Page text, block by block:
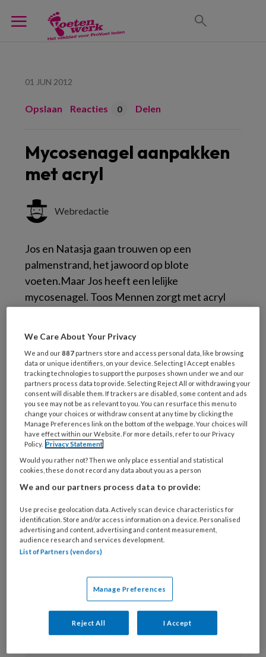
01 JUN 2012
Opslaan Reacties 0 Delen
Mycosenagel aanpakken
met acryl
Webredactie
Jos en Natasja gaan trouwen op een
palmenstrand, het jawoord op blote
voeten.Maar Jos heeft een lelijke
mycosenagel. Toos Mennen zorgt met acryl
reparatie hopelijk enig herstel van de
nagelplaat bereikt.
Mycosenagel aanpakken met acryl.Podopost
2012 juni;25(5)(PDF).
Reageer op dit artikel
casus cosmetisch ellen van kruining
mycose mycosenagel nagelplaat reparatie
Toos Mennen
Webredactie
We Care About Your Privacy
We and our887 partners store and access personal data, like browsing
data or unique identifiers, on your device. Selecting I Accept enables
tracking technologies to support the purposes shown under we and our
partners process data to provide. Selecting Reject All or withdrawing your
consent will disable them. If trackers are disabled, some content and ads
you see may not be as relevant to you. You can resurface this menu to
change your choices or withdraw consent at any time by clicking the
Manage Preferences link on the bottom of the webpage. Your choices will
have effect within our Website. For more details, refer to our Privacy
Policy. Privacy Statement
Would you rather not? Then we only place essential and statistical
cookies, these do not record any data about you as a person
We and our partners process data to provide:
Use precise geolocation data. Actively scan device characteristics for
identification. Store and/or access information on a device. Personalised
advertising and content, advertising and content measurement,
audience research and services development.
List of Partners (vendors)
Manage Preferences
Reject All I Accept